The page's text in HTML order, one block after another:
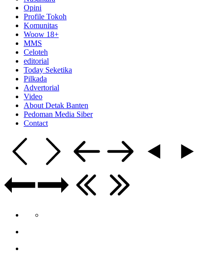
Opini
Profile Tokoh
Komunitas
Woow 18+
MMS
Celoteh
editorial
Today Seketika
Pilkada
Advertorial
Video
About Detak Banten
Pedoman Media Siber
Contact